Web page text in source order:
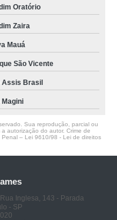
Oratório
Zaira
Mauá
São Vicente
Assis Brasil
Magini
Sua reprodução, parcial ou
autorização do autor. Crime de
Penal – Lei 9610/98 - Lei de direitos
Rua Inglesa, 143 - Parada
- SP